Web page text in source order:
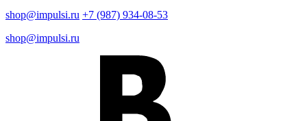
shop@impulsi.ru +7 (987) 934-08-53
shop@impulsi.ru